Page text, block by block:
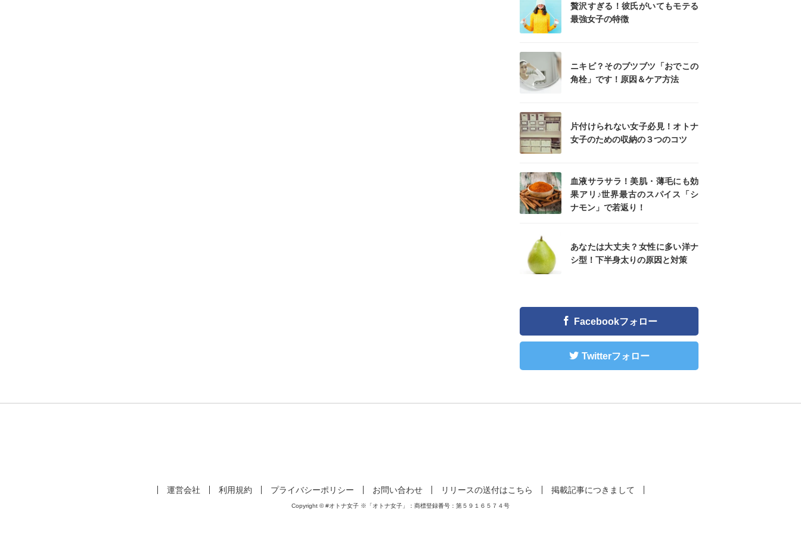
贅沢すぎる！彼氏がいてもモテる
最強女子の特徴
ニキビ？そのブツブツ「おでこの
角栓」です！原因＆ケア方法
片付けられない女子必見！オトナ
女子のための収納の３つのコツ
血液サラサラ！美肌・薄毛にも効
果アリ♪世界最古のスパイス「シ
ナモン」で若返り！
あなたは大丈夫？女性に多い洋ナ
シ型！下半身太りの原因と対策
Facebookフォロー
Twitterフォロー
運営会社 利用規約 プライバシーポリシー お問い合わせ リリースの送付はこちら 掲載記事につきまして
Copyright © #オトナ女子 ※「オトナ女子」：商標登録番号：第５９１６５７４号